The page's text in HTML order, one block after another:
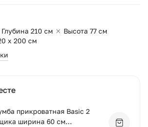
Глубина 210 см
Высота 77 см
х 200 см
прикроватная Basic 2
ширина 60 см